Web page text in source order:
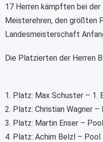
17 Herren kämpften bei der
Meisterehren, den größten
Landesmeisterschaft
Die Platzierten der Herren
1. Platz: Max Schuster – 1.
2. ⁠Platz: Christian Wagner
3. ⁠Platz: Martin Enser –
4. ⁠Platz: Achim Belzl –